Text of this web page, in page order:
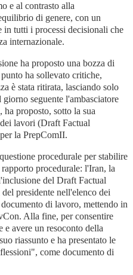
e al contrasto alla
di genere, con un
tutti i processi decisionali che
internazionale.
ha proposto una bozza di
ha sollevato critiche,
è stata ritirata, lasciando solo
seguente l'ambasciatore
ha proposto, sotto la sua
lavori (Draft Factual
la PrepComII.
procedurale per stabilire
procedurale: l'Iran, la
del Draft Factual
presidente nell'elenco dei
di lavoro, mettendo in
Alla fine, per consentire
e avere un resoconto della
riassunto e ha presentato le
come documento di